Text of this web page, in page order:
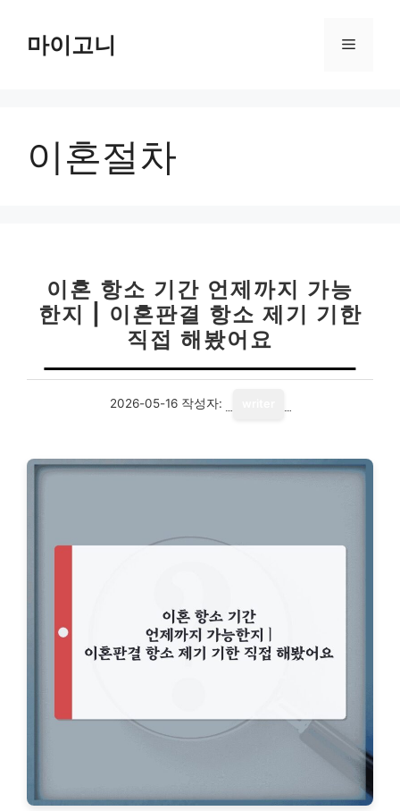
마이고니 메
이혼절차
이혼 항소 기간 언제까지 가능
한지 | 이혼판결 항소 제기 기한
직접 해봤어요
2026-05-16 작성자: